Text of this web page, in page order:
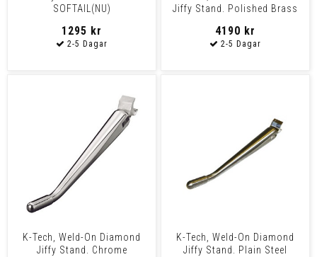
SOFTAIL(NU)
1295 kr
Jiffy Stand. Polished Brass
4190 kr
K-Tech, Weld-On Diamond
Jiffy Stand. Chrome
K-Tech, Weld-On Diamond
Jiffy Stand. Plain Steel